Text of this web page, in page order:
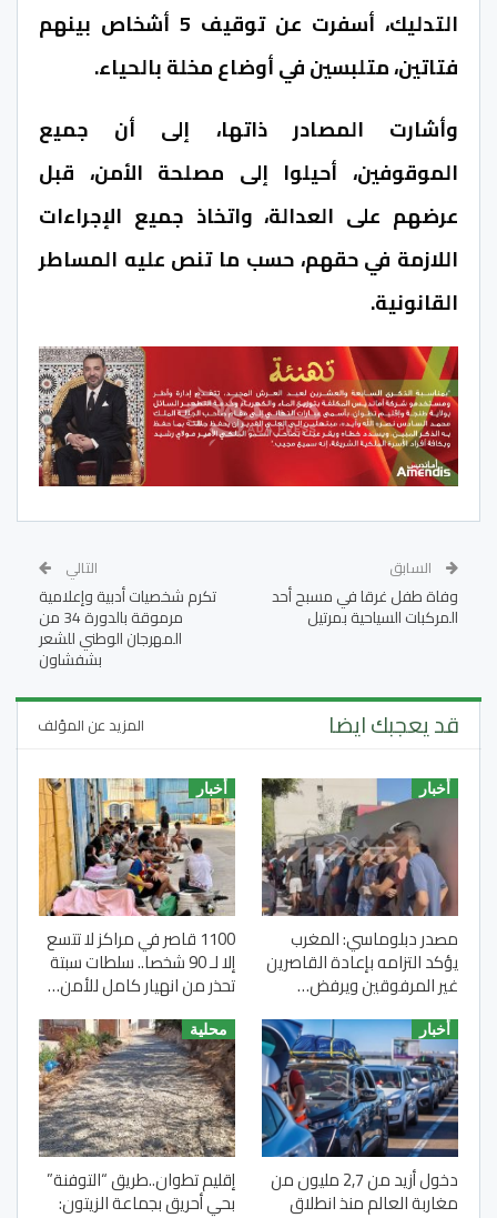
التدليك، أسفرت عن توقيف 5 أشخاص بينهم
فتاتين، متلبسين في أوضاع مخلة بالحياء.
وأشارت المصادر ذاتها، إلى أن جميع
الموقوفين، أحيلوا إلى مصلحة الأمن، قبل
عرضهم على العدالة، واتخاذ جميع الإجراءات
اللازمة في حقهم، حسب ما تنص عليه المساطر
القانونية.
السابق
وفاة طفل غرقا في مسبح أحد
المركبات السياحية بمرتيل
التالي
تكرم شخصيات أدبية وإعلامية
مرموقة بالدورة 34 من
المهرجان الوطني للشعر
بشفشاون
قد يعجبك ايضا المزيد عن المؤلف
أخبار
مصدر دبلوماسي: المغرب
يؤكد التزامه بإعادة القاصرين
غير المرفوقين ويرفض…
أخبار
1100 قاصر في مراكز لا تتسع
إلا لـ 90 شخصا.. سلطات سبتة
تحذر من انهيار كامل للأمن…
أخبار
دخول أزيد من 2,7 مليون من
مغاربة العالم منذ انطلاق
محلية
إقليم تطوان..طريق “التوفنة”
بحي أحريق بجماعة الزيتون: